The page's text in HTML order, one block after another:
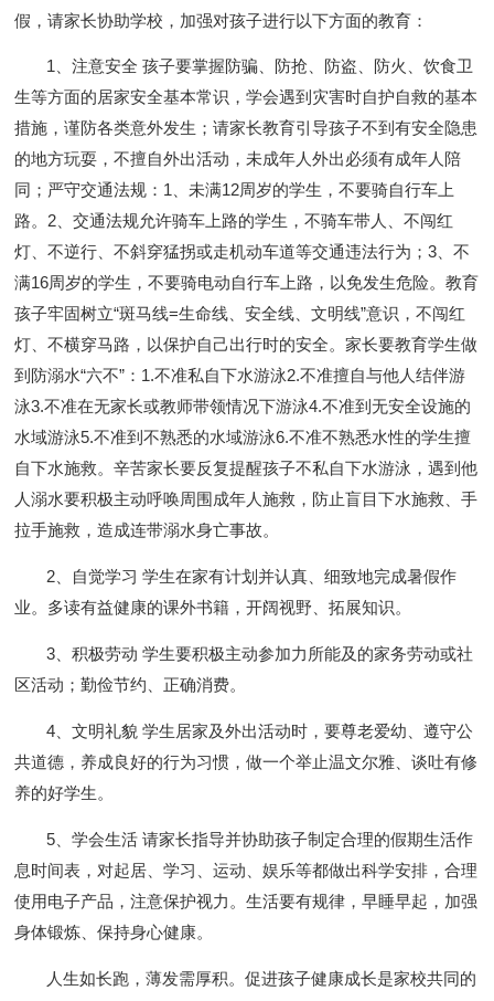
假，请家长协助学校，加强对孩子进行以下方面的教育：
1、注意安全 孩子要掌握防骗、防抢、防盗、防火 、饮食卫
生等方面的居家安全基本常识 ，学会遇到灾害时自护自救的基本
措施 ，谨防各类意外发生 ；请家长教育引导孩子不到有安全隐患
的地方玩耍，不擅自外出活动，未成年人外出必须有成年人陪
同 ； 严守交通法规 ： 1、未满12周岁的学生，不要骑自行车上
路。2、交通法规允许骑车上路的学生，不骑车带人、不闯红
灯、不逆行、不斜穿猛拐或走机动车道等交通违法行为；3、不
满16周岁的学生，不要骑电动自行车上路，以免发生危险。教育
孩子牢固树立“斑马线=生命线、安全线、文明线”意识，不闯红
灯、不横穿马路，以保护自己出行时的安全。家长要教育学生做
到 防溺水“六不”： 1.不准私自下水游泳2.不准擅自与他人结伴游
泳3.不准在无家长或教师带领情况下游泳4.不准到无安全设施的
水域游泳5.不准到不熟悉的水域游泳6.不准不熟悉水性的学生擅
自下水施救。辛苦家长要反复提醒孩子不私自下水游泳，遇到他
人溺水要积极主动呼唤周围成年人施救，防止盲目下水施救、手
拉手施救，造成连带溺水身亡事故。
2、自觉学习 学生在家有计划并认真、细致地完成暑假作
业。多读有益健康的课外书籍，开阔视野、拓展知识。
3、积极劳动 学生要积极主动参加力所能及的家务劳动或社
区活动 ；勤俭节约、正确消费。
4、文明礼貌学生居家及外出活动时，要尊老爱幼、遵守公
共道德，养成良好的行为习惯，做一个举止温文尔雅、谈吐有修
养的好学生。
5、学会生活 请家长指导并协助孩子制定合理的假期生活作
息时间表，对起居、学习、运动、娱乐等都做出科学安排，合理
使用电子产品，注意保护视力。生活要有规律，早睡早起，加强
身体锻炼、保持身心健康。
人生如长跑，薄发需厚积。促进孩子健康成长是家校共同的